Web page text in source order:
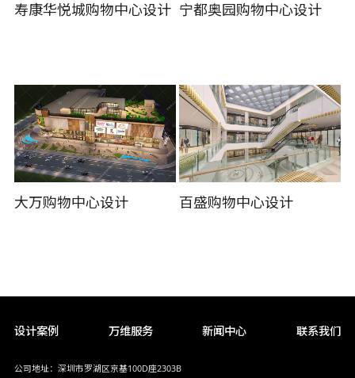
寿康华悦城购物中心设计 宁都奥园购物中心设计
大万购物中心设计 百盛购物中心设计
设计案例 万维服务 新闻中心 联系我们
公司地址：深圳市罗湖区京基100D座2303B